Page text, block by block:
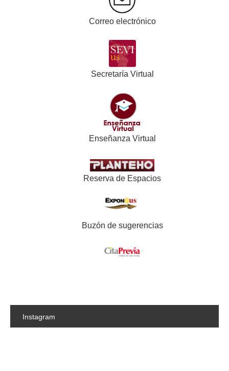
Correo electrónico
Secretaría Virtual
Enseñanza Virtual
Reserva de Espacios
Buzón de sugerencias
Instagram